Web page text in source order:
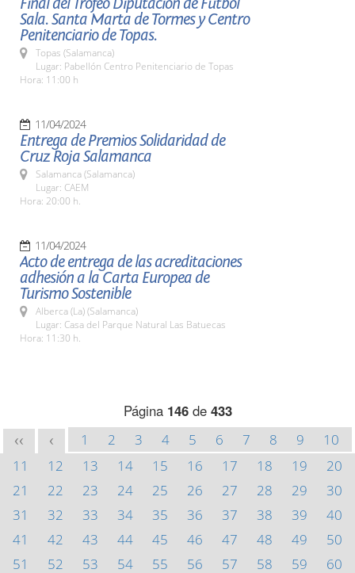
Sala. Santa Marta de Tormes y Centro
Penitenciario de Topas.
Topas (Salamanca)
Lugar: Pabellón Centro Penitenciario de Topas
Hora: 11:00 h
11/04/2024
Entrega de Premios Solidaridad de
Cruz Roja Salamanca
Salamanca (Salamanca)
Lugar: CAEM
Hora: 20:00 h.
11/04/2024
Acto de entrega de las acreditaciones
adhesión a la Carta Europea de
Turismo Sostenible
Alberca (La) (Salamanca)
Lugar: Casa del Parque Natural Las Batuecas
Hora: 11:30 h.
Página 146de 433
<< < 1 2 3 4 5 6 7 8 9
10
11
12 13 14 15 16 17 18 19
20
21
22 23 24 25 26 27 28 29
30
31
32 33 34 35 36 37 38 39
40
41
42 43 44 45 46 47 48 49
50
51
52 53 54 55 56 57 58 59
60